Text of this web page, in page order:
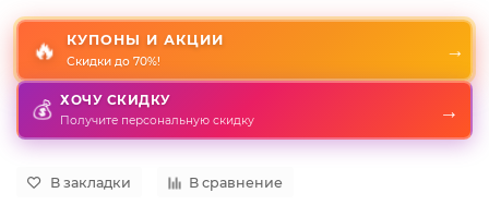
🔥 КУПОНЫ И АКЦИИ
Скидки до 70%!
→
💰 ХОЧУ СКИДКУ
Получите персональную скидку →
В закладки В сравнение